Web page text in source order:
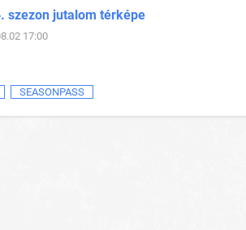
szezon jutalom térképe
17:00
SEASONPASS